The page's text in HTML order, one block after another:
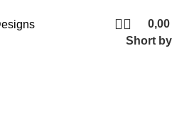
0,00
Short by